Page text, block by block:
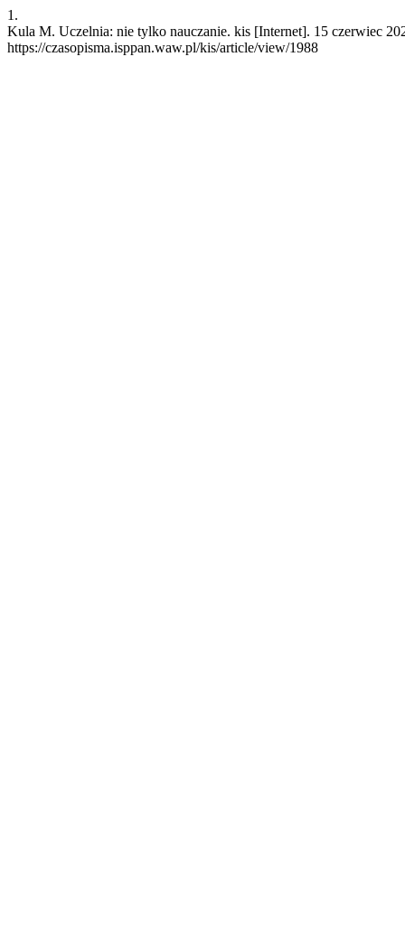
1.
Kula M. Uczelnia: nie tylko nauczanie. kis [Internet]. 15 czerwiec
https://czasopisma.isppan.waw.pl/kis/article/view/1988